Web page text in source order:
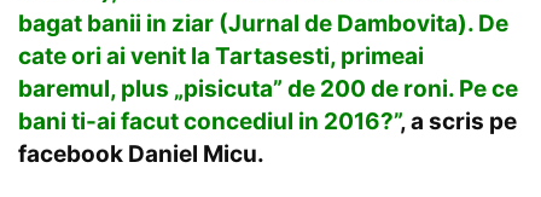
bagat banii in ziar (Jurnal de Dambovita). De
cate ori ai venit la Tartasesti, primeai
baremul, plus „pisicuta” de 200 de roni. Pe ce
bani ti-ai facut concediul in 2016?”, a scris pe
facebook Daniel Micu.